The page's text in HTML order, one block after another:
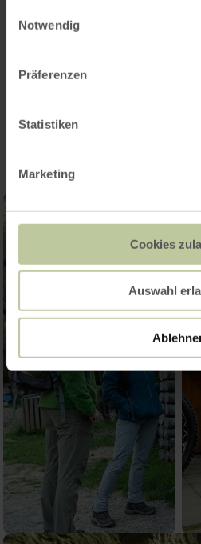
Notwendig
Präferenzen
Statistiken
Marketing
Cookies
Auswahl
Impressions